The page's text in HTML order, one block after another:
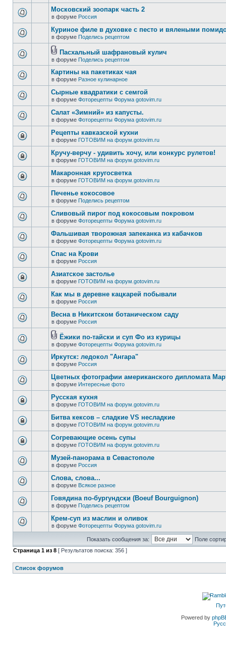
Московский зоопарк часть 2
в форуме Россия
Куриное филе в духовке с песто и вялеными
в форуме Поделись рецептом
Пасхальный шафрановый кулич
в форуме Поделись рецептом
Картины на пакетиках чая
в форуме Разное кулинарное
Сырные квадратики с семгой
в форуме Фоторецепты Форума gotovim.ru
Салат «Зимний» из капусты.
в форуме Фоторецепты Форума gotovim.ru
Рецепты кавказской кухни
в форуме ГОТОВИМ на форум.gotovim.ru
Кручу-верчу - удивить хочу, или конкурс рулетов!
в форуме ГОТОВИМ на форум.gotovim.ru
Макаронная кругосветка
в форуме ГОТОВИМ на форум.gotovim.ru
Печенье кокосовое
в форуме Поделись рецептом
Сливовый пирог под кокосовым покровом
в форуме Фоторецепты Форума gotovim.ru
Фальшивая творожная запеканка из кабачков
в форуме Фоторецепты Форума gotovim.ru
Спас на Крови
в форуме Россия
Азиатское застолье
в форуме ГОТОВИМ на форум.gotovim.ru
Как мы в деревне кацкарей побывали
в форуме Россия
Весна в Никитском ботаническом саду
в форуме Россия
Ёжики по-тайски и суп Фо из курицы
в форуме Фоторецепты Форума gotovim.ru
Иркутск: ледокол "Ангара"
в форуме Россия
Цветных фотографии американского дипломата
в форуме Интересные фото
Русская кухня
в форуме ГОТОВИМ на форум.gotovim.ru
Битва кексов – сладкие VS несладкие
в форуме ГОТОВИМ на форум.gotovim.ru
Согревающие осень супы
в форуме ГОТОВИМ на форум.gotovim.ru
Музей-панорама в Севастополе
в форуме Россия
Слова, слова...
в форуме Всякое разное
Говядина по-бургундски (Boeuf Bourguignon)
в форуме Поделись рецептом
Крем-суп из маслин и оливок
в форуме Фоторецепты Форума gotovim.ru
Показать сообщения за:
Поле
Страница 1 из 8 [ Результатов поиска: 356 ]
Список форумов
Powered by